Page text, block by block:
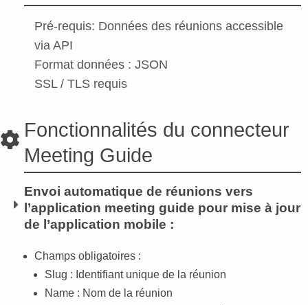
Pré-requis: Données des réunions accessible
via API
Format données : JSON
SSL / TLS requis
Fonctionnalités du connecteur
Meeting Guide
Envoi automatique de réunions vers
l’application meeting guide pour mise à jour
de l’application mobile :
Champs obligatoires :
Slug : Identifiant unique de la réunion
Name : Nom de la réunion